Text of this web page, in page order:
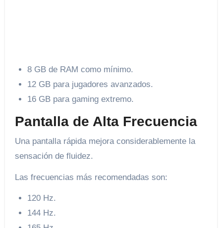
8 GB de RAM como mínimo.
12 GB para jugadores avanzados.
16 GB para gaming extremo.
Pantalla de Alta Frecuencia
Una pantalla rápida mejora considerablemente la
sensación de fluidez.
Las frecuencias más recomendadas son:
120 Hz.
144 Hz.